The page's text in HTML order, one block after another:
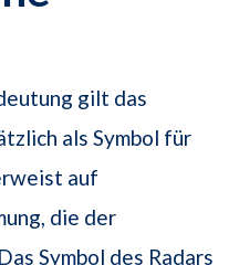
gilt das
als Symbol für
auf
die der
Symbol des Radars